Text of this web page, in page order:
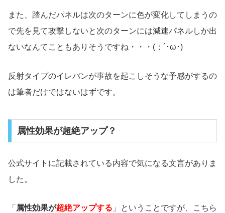
また、踏んだパネルは次のターンに色が変化してしまうの
で先を見て攻撃しないと次のターンには減速パネルしか出
ないなんてこともありそうですね・・・(；´･ω･)
反射タイプのイレバンが事故を起こしそうな予感がするの
は筆者だけではないはずです。
属性効果が超絶アップ？
公式サイトに記載されている内容で気になる文言がありま
した。
「 属性効果が超絶アップする 」ということですが、こちら